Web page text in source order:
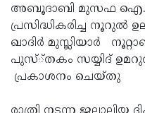
അബൂദാബി മുസഫ ഐ.
പ്രസിദ്ധികരിച്ച
ഖാദിര്‍ മുസ്ലിയാര്‍
പുസ്്തകം സയ്യിദ്
പ്രകാശനം ചെയ്തു